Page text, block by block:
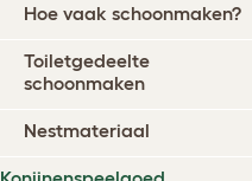
Hoe vaak schoonmaken?
Toiletgedeelte
schoonmaken
Nestmateriaal